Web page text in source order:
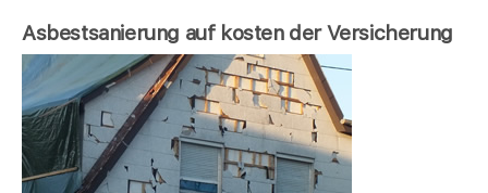
Asbestsanierung auf kosten der Versicherung